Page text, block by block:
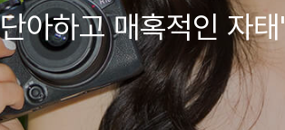
아하고 매혹적인 자태'